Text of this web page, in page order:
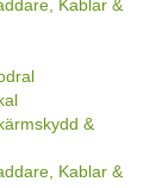
Kablar &
&
Kablar &